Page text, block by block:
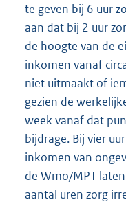
te geven bij 6 uur
aan dat bij 2 uur
de hoogte van de
inkomen vanaf
niet uitmaakt of
gezien de
week vanaf dat
bijdrage. Bij vier
inkomen van
de Wmo/MPT
aantal uren zorg